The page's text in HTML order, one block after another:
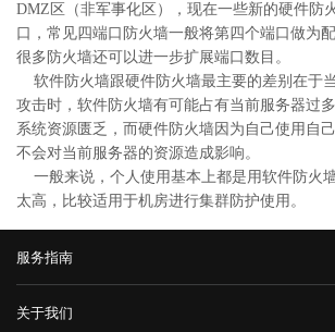
DMZ区（非军事化区），现在一些新的硬件防
口，常见四端口防火墙一般将第四个端口做为
很多防火墙还可以进一步扩展端口数目。
软件防火墙跟硬件防火墙最主要的差别在于
攻击时，软件防火墙有可能占有当前服务器过
系统资源匮乏，而硬件防火墙因为自己使用自
不会对当前服务器的资源造成影响。
一般来说，个人使用基本上都是用软件防火
太高，比较适用于机房进行集群防护使用。
服务指南
汇款信息
关于我们